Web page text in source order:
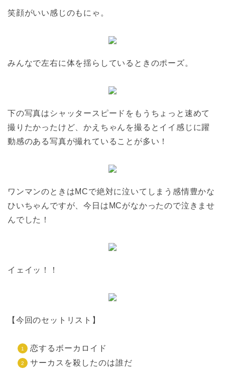
笑顔がいい感じのもにゃ。
みんなで左右に体を揺らしているときのポーズ。
下の写真はシャッタースピードをもうちょっと速めて
撮りたかったけど、かえちゃんを撮るとイイ感じに躍
動感のある写真が撮れていることが多い！
ワンマンのときはMCで絶対に泣いてしまう感情豊かな
ひいちゃんですが、今日はMCがなかったので泣きませ
んでした！
イェイッ！！
【今回のセットリスト】
恋するボーカロイド
サーカスを殺したのは誰だ